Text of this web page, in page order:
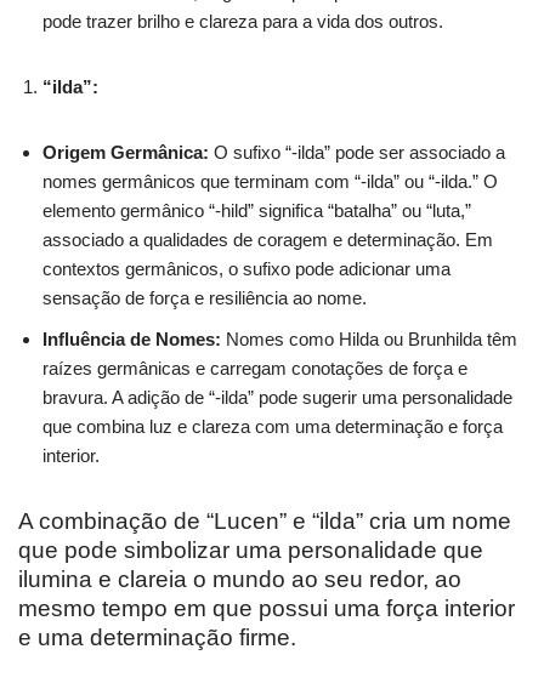
pode trazer brilho e clareza para a vida dos outros.
“ilda”:
Origem Germânica: O sufixo “-ilda” pode ser associado a
nomes germânicos que terminam com “-ilda” ou “-ilda.” O
elemento germânico “-hild” significa “batalha” ou “luta,”
associado a qualidades de coragem e determinação. Em
contextos germânicos, o sufixo pode adicionar uma
sensação de força e resiliência ao nome.
Influência de Nomes: Nomes como Hilda ou Brunhilda têm
raízes germânicas e carregam conotações de força e
bravura. A adição de “-ilda” pode sugerir uma personalidade
que combina luz e clareza com uma determinação e força
interior.
A combinação de “Lucen” e “ilda” cria um nome
que pode simbolizar uma personalidade que
ilumina e clareia o mundo ao seu redor, ao
mesmo tempo em que possui uma força interior
e uma determinação firme.